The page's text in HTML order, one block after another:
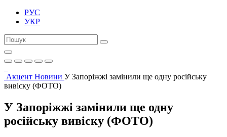
РУС
УКР
Акцент Новини У Запоріжжі замінили ще одну російську
вивіску (ФОТО)
У Запоріжжі замінили ще одну
російську вивіску (ФОТО)